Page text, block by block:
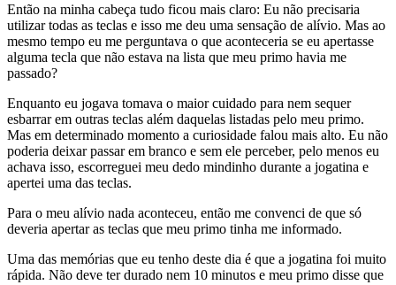
Então na minha cabeça tudo ficou mais claro: Eu não precisaria
utilizar todas as teclas e isso me deu uma sensação de alívio. Mas ao
mesmo tempo eu me perguntava o que aconteceria se eu apertasse
alguma tecla que não estava na lista que meu primo havia me
passado?
Enquanto eu jogava tomava o maior cuidado para nem sequer
esbarrar em outras teclas além daquelas listadas pelo meu primo.
Mas em determinado momento a curiosidade falou mais alto. Eu não
poderia deixar passar em branco e sem ele perceber, pelo menos eu
achava isso, escorreguei meu dedo mindinho durante a jogatina e
apertei uma das teclas.
Para o meu alívio nada aconteceu, então me convenci de que só
deveria apertar as teclas que meu primo tinha me informado.
Uma das memórias que eu tenho deste dia é que a jogatina foi muito
rápida. Não deve ter durado nem 10 minutos e meu primo disse que